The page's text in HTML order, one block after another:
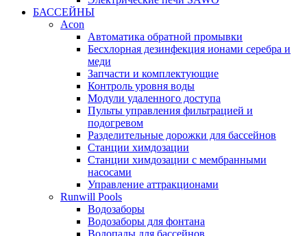
БАССЕЙНЫ
Acon
Автоматика обратной промывки
Беcхлорная дезинфекция ионами серебра и
меди
Запчасти и комплектующие
Контроль уровня воды
Модули удаленного доступа
Пульты управления фильтрацией и
подогревом
Разделительные дорожки для бассейнов
Станции химдозации
Станции химдозации с мембранными
насосами
Управление аттракционами
Runwill Pools
Водозаборы
Водозаборы для фонтана
Водопады для бассейнов